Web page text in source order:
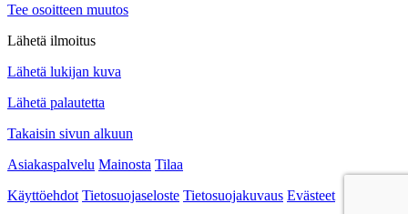
Tee osoitteen muutos
Lähetä ilmoitus
Lähetä lukijan kuva
Lähetä palautetta
Takaisin sivun alkuun
Asiakaspalvelu Mainosta Tilaa
Käyttöehdot Tietosuojaseloste Tietosuojakuvaus Evästeet